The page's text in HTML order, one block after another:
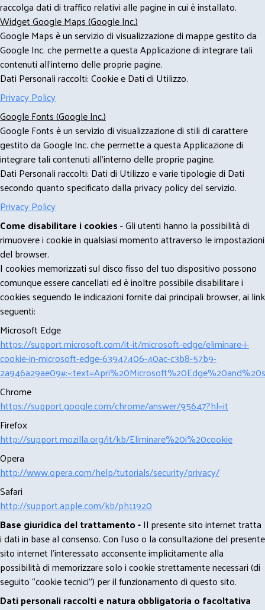
raccolga dati di traffico relativi alle pagine in cui è installato.
Widget Google Maps (Google Inc.)
Google Maps è un servizio di visualizzazione di mappe gestito da
Google Inc. che permette a questa Applicazione di integrare tali
contenuti all'interno delle proprie pagine.
Dati Personali raccolti: Cookie e Dati di Utilizzo.
Privacy Policy
Google Fonts (Google Inc.)
Google Fonts è un servizio di visualizzazione di stili di carattere
gestito da Google Inc. che permette a questa Applicazione di
integrare tali contenuti all'interno delle proprie pagine.
Dati Personali raccolti: Dati di Utilizzo e varie tipologie di Dati
secondo quanto specificato dalla privacy policy del servizio.
Privacy Policy
Come disabilitare i cookies- Gli utenti hanno la possibilità di
rimuovere i cookie in qualsiasi momento attraverso le impostazioni
del browser.
I cookies memorizzati sul disco fisso del tuo dispositivo possono
comunque essere cancellati ed è inoltre possibile disabilitare i
cookies seguendo le indicazioni fornite dai principali browser, ai link
seguenti:
Microsoft Edge
https://support.microsoft.com/it-it/microsoft-edge/eliminare-i-
cookie-in-microsoft-edge-63947406-40ac-c3b8-57b9-
Chrome
https://support.google.com/chrome/answer/95647?hl=it
Firefox
http://support.mozilla.org/it/kb/Eliminare%20i%20cookie
Opera
http://www.opera.com/help/tutorials/security/privacy/
Safari
http://support.apple.com/kb/ph11920
Base giuridica del trattamento -Il presente sito internet tratta
i dati in base al consenso. Con l'uso o la consultazione del presente
sito internet l’interessato acconsente implicitamente alla
possibilità di memorizzare solo i cookie strettamente necessari (di
seguito “cookie tecnici”) per il funzionamento di questo sito.
Dati personali raccolti e natura obbligatoria o facoltativa